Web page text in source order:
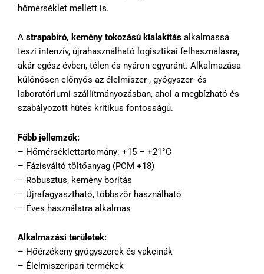
hőmérséklet mellett is.
A strapabíró, kemény tokozású kialakítás alkalmassá
teszi intenzív, újrahasználható logisztikai felhasználásra,
akár egész évben, télen és nyáron egyaránt. Alkalmazása
különösen előnyös az élelmiszer-, gyógyszer- és
laboratóriumi szállítmányozásban, ahol a megbízható és
szabályozott hűtés kritikus fontosságú.
Főbb jellemzők:
– Hőmérséklettartomány: +15 – +21°C
– Fázisváltó töltőanyag (PCM +18)
– Robusztus, kemény borítás
– Újrafagyasztható, többször használható
– Éves használatra alkalmas
Alkalmazási területek:
– Hőérzékeny gyógyszerek és vakcinák
– Élelmiszeripari termékek